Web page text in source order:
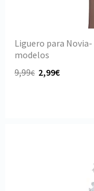
Liguero para
modelos
9,99€ 2,99€